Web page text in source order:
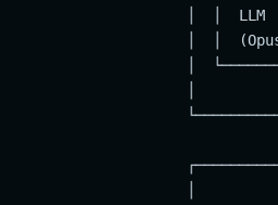
│  │  LLM
│  │
│
│